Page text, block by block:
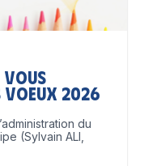
vous
2026
du
(Sylvain ALI,